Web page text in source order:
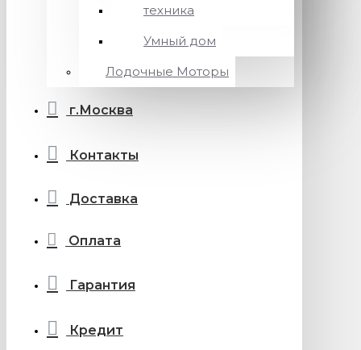
техника
Умный дом
Лодочные Моторы
г.Москва
Контакты
Доставка
Оплата
Гарантия
Кредит